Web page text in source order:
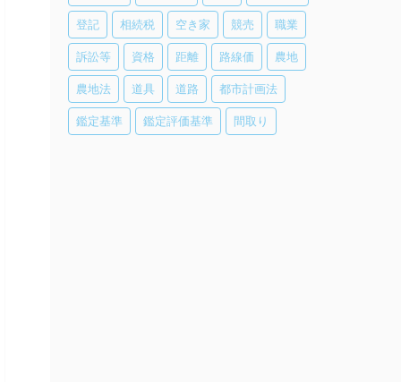
登記 相続税 空き家 競売 職業
訴訟等 資格 距離 路線価 農地
農地法 道具 道路 都市計画法
鑑定基準 鑑定評価基準 間取り